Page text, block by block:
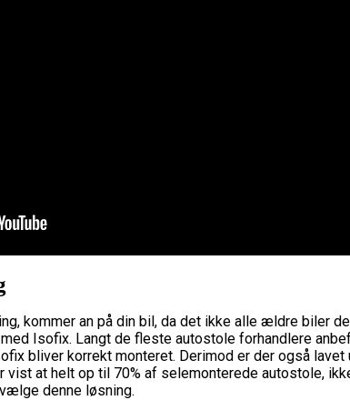
kommer an på din bil, da det ikke alle ældre biler
Isofix. Langt de fleste autostole forhandlere
bliver korrekt monteret. Derimod er der også
at helt op til 70% af selemonterede autostole,
denne løsning.